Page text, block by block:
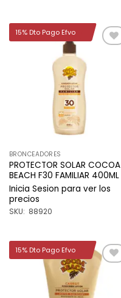
BRONCEADORES
PROTECTOR SOLAR COCOA
BEACH F30 FAMILIAR 400ML
Inicia Sesion para ver los
precios
SKU: 88920
15% Dto Pago Efvo
Añadir
15% Dto Pago Efvo